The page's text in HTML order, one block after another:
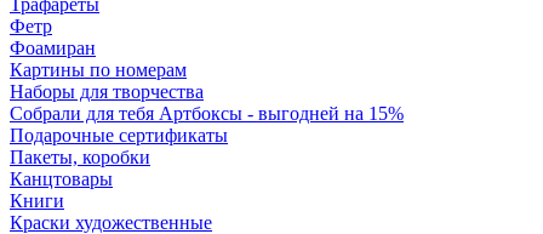
Трафареты
Фетр
Фоамиран
Картины по номерам
Наборы для творчества
Собрали для тебя Артбоксы - выгодней на 15%
Подарочные сертификаты
Пакеты, коробки
Канцтовары
Книги
Краски художественные